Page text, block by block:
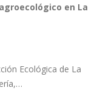
en La
Ecológica de La